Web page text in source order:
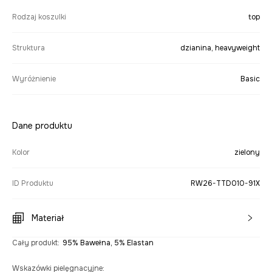
Rodzaj koszulki top
Struktura dzianina, heavyweight
Wyróżnienie Basic
Dane produktu
Kolor zielony
ID Produktu RW26-TTD010-91X
Materiał
Cały produkt: 95% Bawełna, 5% Elastan
Wskazówki pielęgnacyjne: